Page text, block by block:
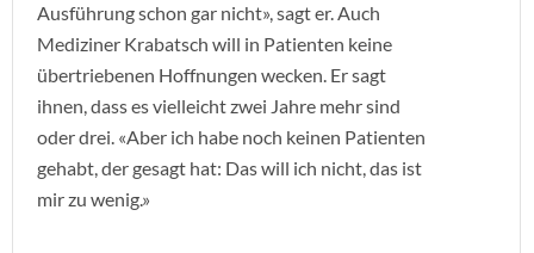
Ausführung schon gar nicht», sagt er. Auch
Mediziner Krabatsch will in Patienten keine
übertriebenen Hoffnungen wecken. Er sagt
ihnen, dass es vielleicht zwei Jahre mehr sind
oder drei. «Aber ich habe noch keinen Patienten
gehabt, der gesagt hat: Das will ich nicht, das ist
mir zu wenig.»